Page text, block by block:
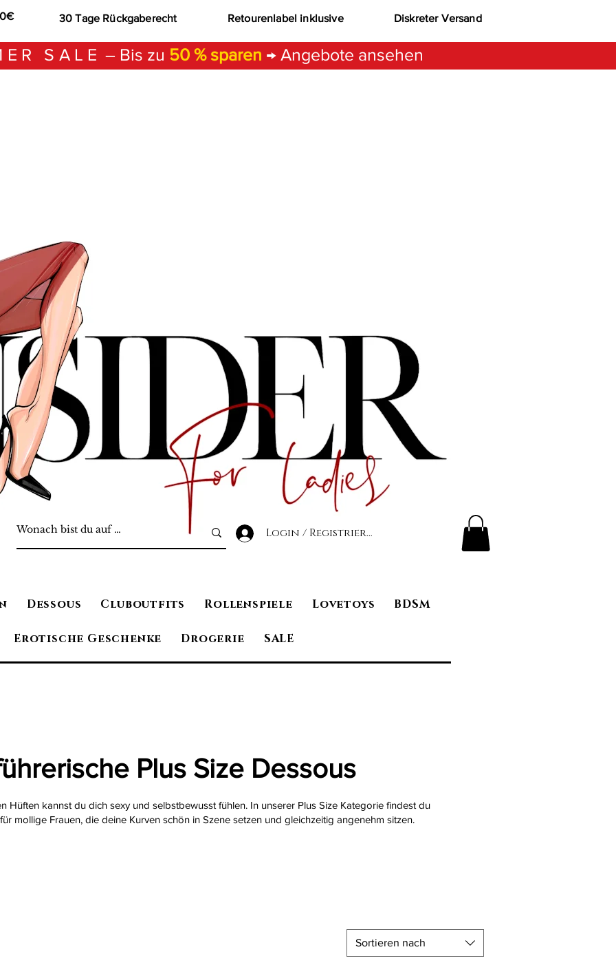
30 Tage Rückgaberecht Retourenlabel inklusive Diskreter Versand
SALE – Bis zu 50 % sparen → Angebote ansehen
Login / Registrierung
Dessous Cluboutfits Rollenspiele Lovetoys BDSM
Erotische Geschenke Drogerie SALE
Plus Size Dessous
Hüften kannst du dich sexy und selbstbewusst fühlen. In unserer Plus Size Kategorie findest du
mollige Frauen, die deine Kurven schön in Szene setzen und gleichzeitig angenehm sitzen.
Sortieren nach